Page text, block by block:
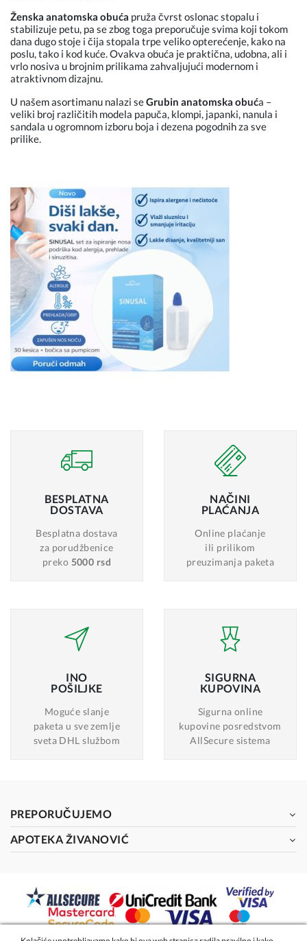
Ženska anatomska obuća pruža čvrst oslonac stopalu i
stabilizuje petu, pa se zbog toga preporučuje svima koji tokom
dana dugo stoje i čija stopala trpe veliko opterećenje, kako na
poslu, tako i kod kuće. Ovakva obuća je praktična, udobna, ali i
vrlo nosiva u brojnim prilikama zahvaljujući modernom i
atraktivnom dizajnu.
U našem asortimanu nalazi seGrubin anatomska obuća –
veliki broj različitih modela papuča, klompi, japanki, nanula i
sandala u ogromnom izboru boja i dezena pogodnih za sve
prilike.
BESPLATNA
DOSTAVA
Besplatna dostava
za porudžbenice
preko 5000 rsd
NAČINI
PLAĆANJA
Online plaćanje
ili prilikom
preuzimanja paketa
INO
POŠILJKE
Moguće slanje
paketa u sve zemlje
sveta DHL službom
SIGURNA
KUPOVINA
Sigurna online
kupovine posredstvom
AllSecure sistema
PREPORUČUJEMO
APOTEKA ŽIVANOVIĆ